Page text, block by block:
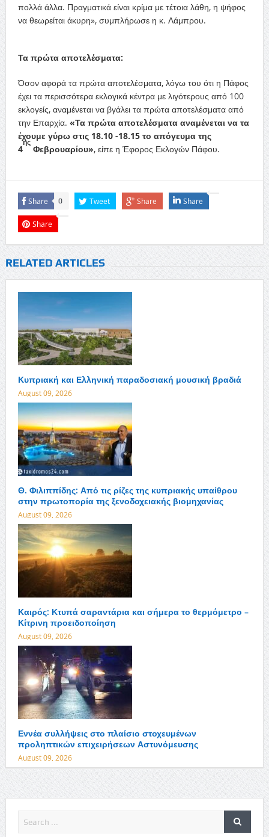
πολλά άλλα. Πραγματικά είναι κρίμα με τέτοια λάθη, η ψήφος
να θεωρείται άκυρη», συμπλήρωσε η κ. Λάμπρου.
Τα πρώτα αποτελέσματα:
Όσον αφορά τα πρώτα αποτελέσματα, λόγω του ότι η Πάφος
έχει τα περισσότερα εκλογικά κέντρα με λιγότερους από 100
εκλογείς, αναμένεται να βγάλει τα πρώτα αποτελέσματα από
την Επαρχία. «Τα πρώτα αποτελέσματα αναμένεται να τα
έχουμε γύρω στις 18.10 -18.15 το απόγευμα της
4
ης
Φεβρουαρίου», είπε η Έφορος Εκλογών Πάφου.
Share 0 Tweet Share Share
Share
RELATED ARTICLES
Κυπριακή και Ελληνική παραδοσιακή μουσική βραδιά
August 09, 2026
Θ. Φιλιππίδης: Από τις ρίζες της κυπριακής υπαίθρου
στην πρωτοπορία της ξενοδοχειακής βιομηχανίας
August 09, 2026
Καιρός: Κτυπά σαραντάρια και σήμερα το θερμόμετρο –
Κίτρινη προειδοποίηση
August 09, 2026
Εννέα συλλήψεις στο πλαίσιο στοχευμένων
προληπτικών επιχειρήσεων Αστυνόμευσης
August 09, 2026